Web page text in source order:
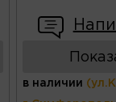
в наличии